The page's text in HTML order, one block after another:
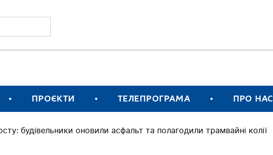
ПРОЄКТИ ТЕЛЕПРОГРАМА ПРО НАС
будівельники оновили асфальт та полагодили трамвайні колії